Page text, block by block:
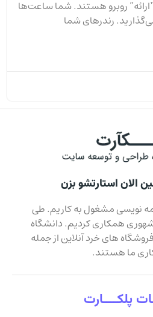
روبرو هستند. شما ساعت‌ها
رندرهای شما
الان استارتشو بزن
نویسی مشغول به کاریم. طی
همکاری کردیم. دانشگاه
های خرد آنلاین از جمله
ما هستند.
پلکــــارت